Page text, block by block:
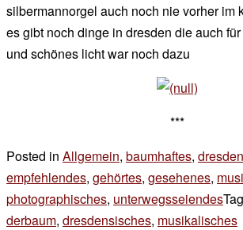
silbermannorgel auch noch nie vorher im
es gibt noch dinge in dresden die auch
und schönes licht war noch dazu
***
Posted in Allgemein, baumhaftes,
empfehlendes, gehörtes, gesehenes,
photographisches, unterwegsseiendes
derbaum, dresdensisches, musikalisches